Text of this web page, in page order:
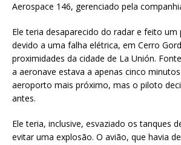
Aerospace 146, gerenciado pela
Ele teria desaparecido do radar e feito
devido a uma falha elétrica, em Cerro
proximidades da cidade de La Unión.
a aeronave estava a apenas cinco
aeroporto mais próximo, mas o piloto
antes.
Ele teria, inclusive, esvaziado os tanques
evitar uma explosão. O avião, que havia